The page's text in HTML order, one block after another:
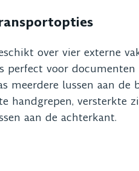
over vier externe
perfect voor
meerdere lussen aan
handgrepen, versterkte
aan de achterkant.